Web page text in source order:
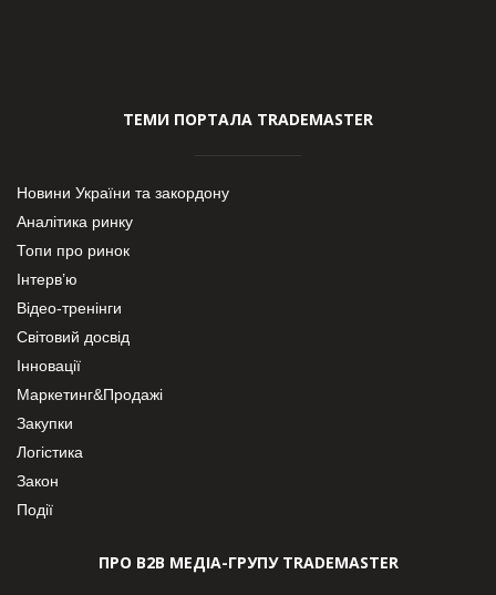
ТЕМИ ПОРТАЛА TRADEMASTER
Новини України та закордону
Аналітика ринку
Топи про ринок
Інтерв’ю
Відео-тренінги
Світовий досвід
Інновації
Маркетинг&Продажі
Закупки
Логістика
Закон
Події
ПРО В2В МЕДІА-ГРУПУ TRADEMASTER